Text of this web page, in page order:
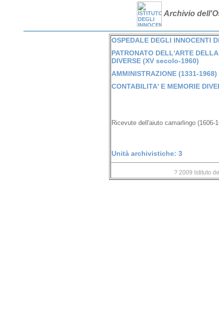
Archivio
OSPEDALE DEGLI INNOCENTI
PATRONATO DELL'ARTE
DIVERSE (XV secolo-1960)
AMMINISTRAZIONE (1331-1968)
CONTABILITA' E MEMORIE
Ricevute dell'aiuto camarlingo (1606-
Unità archivistiche: 3
? 2009 Istituto